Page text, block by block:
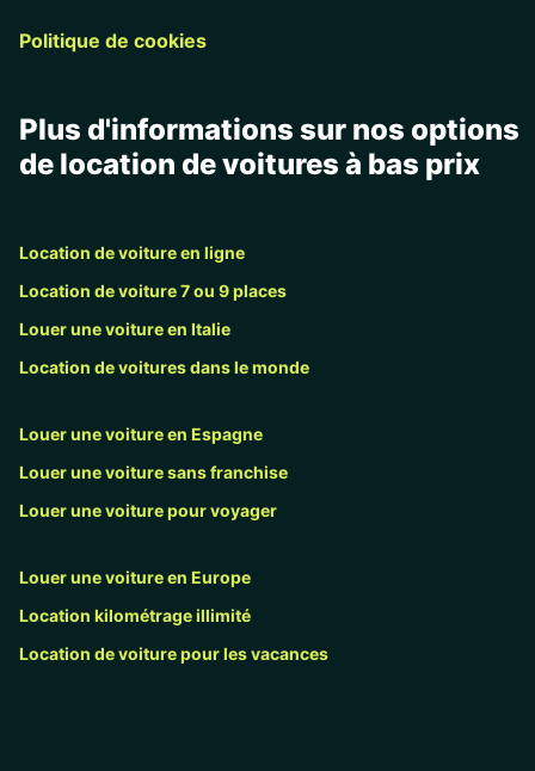
Politique de cookies
Plus d'informations sur nos options
de location de voitures à bas prix
Location de voiture en ligne
Location de voiture 7 ou 9 places
Louer une voiture en Italie
Location de voitures dans le monde
Louer une voiture en Espagne
Louer une voiture sans franchise
Louer une voiture pour voyager
Louer une voiture en Europe
Location kilométrage illimité
Location de voiture pour les vacances